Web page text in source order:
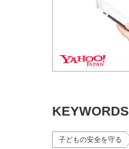
KEYWORDS
子どもの安全を守る